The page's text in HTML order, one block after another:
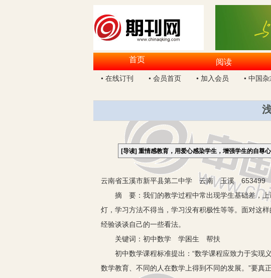
首页 阅读
• 在线订刊
• 会员首页 • 加入会员 • 中国
[导读]重情感教育，用爱心感染学生，增强学生的自尊
云南省玉溪市新平县第二中学 云南 玉溪 653499
摘 要：我们的教学过程中常出现学生基础差，上
灯，学习方法不得当，学习没有积极性等等。面对这
经验谈谈自己的一些看法。
关键词：初中数学 学困生 帮扶
初中数学课程标准提出：“数学课程应致力于实现
数学教育、不同的人在数学上得到不同的发展。”要